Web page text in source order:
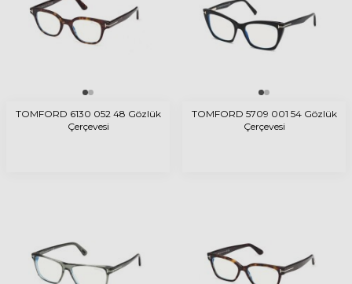
TOMFORD 6130 052 48 Gözlük
Çerçevesi
TOMFORD 5709 001 54 Gözlük
Çerçevesi